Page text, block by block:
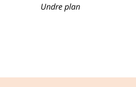
Undre plan